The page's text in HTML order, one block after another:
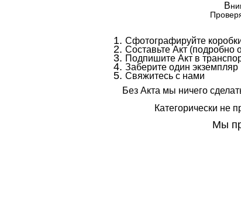
В
Сфотографируйте
Составьте Акт (подробно
Подпишите Акт в
Заберите один экземпляр
Свяжитесь с нами
Без Акта мы ничего
Категорически не
Мы